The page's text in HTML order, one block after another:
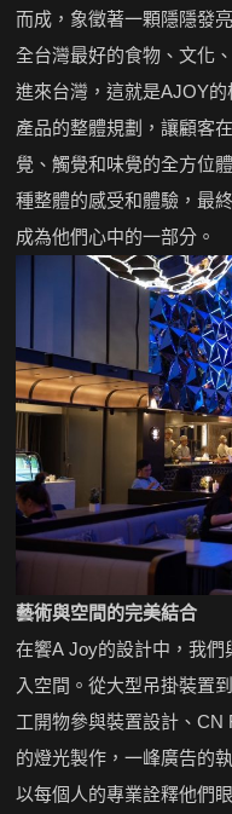
而成，象徵著一顆隱隱發
全台灣最好的食物、文化
進來台灣，這就是AJOY
產品的整體規劃，讓顧客
覺、觸覺和味覺的全方位
種整體的感受和體驗，最
成為他們心中的一部分。
藝術與空間的完美結合
在饗A Joy的設計中，我
入空間。從大型吊掛裝置
工開物參與裝置設計、CN
的燈光製作，一峰廣告的
以每個人的專業詮釋他們